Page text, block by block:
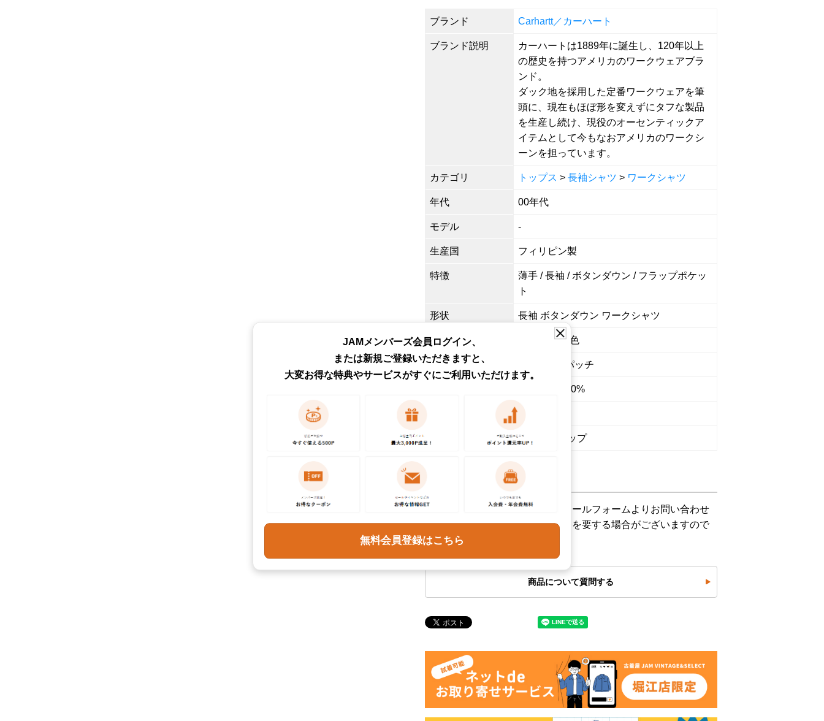
ブランド Carhartt／カーハート
ブランド説明
カーハートは1889年に誕生し、120年以上
の歴史を持つアメリカのワークウェアブラ
ンド。
ダック地を採用した定番ワークウェアを筆
頭に、現在もほぼ形を変えずにタフな製品
を生産し続け、現役のオーセンティックア
イテムとして今もなおアメリカのワークシ
ーンを担っています。
カテゴリ トップス > 長袖シャツ > ワークシャツ
年代 00年代
モデル -
生産国 フィリピン製
特徴
薄手 / 長袖 / ボタンダウン / フラップポケッ
ト
形状 長袖 ボタンダウン ワークシャツ
色 ブルー系 水色
柄 無地 / ロゴパッチ
コットン:100%
ネットショップ
お問い合わせ
この商品に関するご質問は下記メールフォームよりお問い合わせ
ください。各種ご対応にはお時間を要する場合がございますので
予めご了承ください。
商品について質問する
JAMメンバーズ会員ログイン、
または新規ご登録いただきますと、
大変お得な特典やサービスがすぐにご利用いただけます。
無料会員登録はこちら